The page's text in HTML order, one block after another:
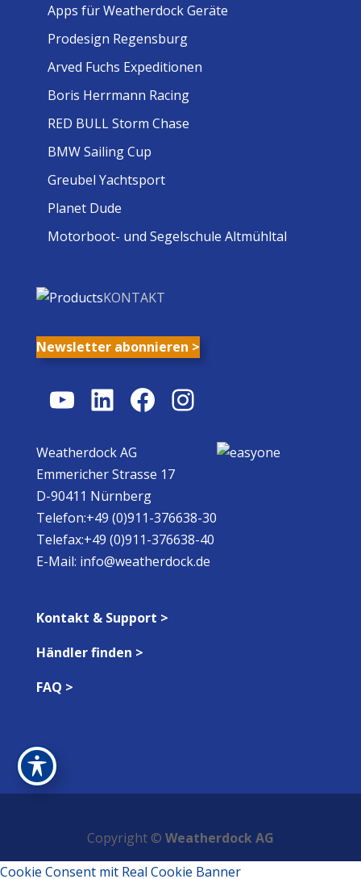
Apps für Weatherdock Geräte
Prodesign Regensburg
Arved Fuchs Expeditionen
Boris Herrmann Racing
RED BULL Storm Chase
BMW Sailing Cup
Greubel Yachtsport
Planet Dude
Motorboot- und Segelschule Altmühltal
KONTAKT
Newsletter abonnieren >
YouTube
LinkedIn
Facebook
Instagram
Weatherdock AG
Emmericher Strasse 17
D-90411 Nürnberg
Telefon:+49 (0)911-376638-30
Telefax:+49 (0)911-376638-40
E-Mail: info@weatherdock.de
Kontakt & Support >
Händler finden >
FAQ >
Copyright © Weatherdock AG
Cookie Consent mit Real Cookie Banner